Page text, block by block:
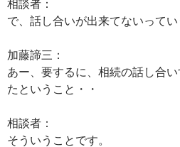
相談者：
で、話し合いが出来てないってい
加藤諦三：
あー、要するに、相続の話し合
たということ・・
相談者：
そういうことです。